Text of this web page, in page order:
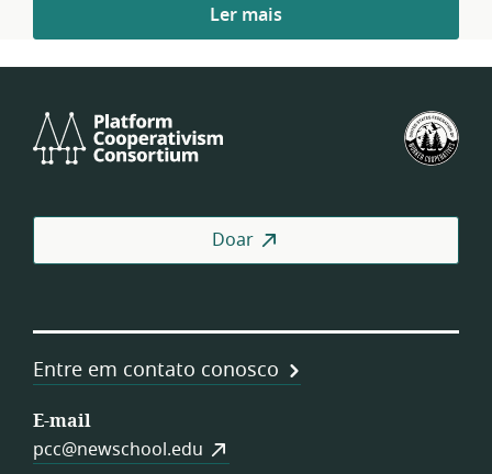
Histórias
da
comunidade
Ler mais
Cooperativism
Doar
Entre em contato conosco
E-mail
pcc@newschool.edu